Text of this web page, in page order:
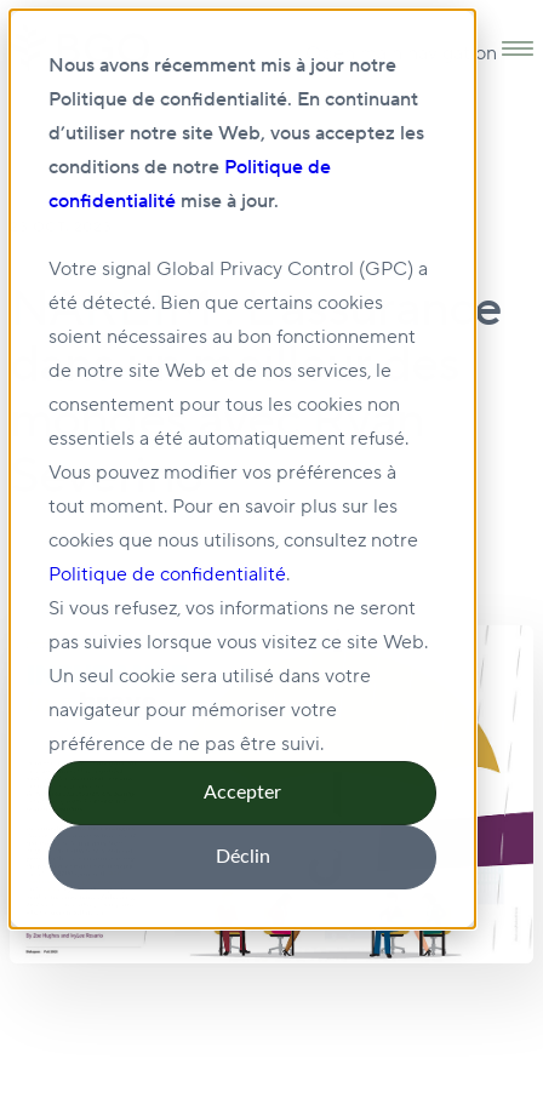
Nous avons récemment mis à jour notre
Politique de confidentialité. En continuant
d’utiliser notre site Web, vous acceptez les
conditions de notre Politique de
confidentialité mise à jour.
Votre signal Global Privacy Control (GPC) a
été détecté. Bien que certains cookies
soient nécessaires au bon fonctionnement
de notre site Web et de nos services, le
consentement pour tous les cookies non
essentiels a été automatiquement refusé.
Vous pouvez modifier vos préférences à
tout moment. Pour en savoir plus sur les
cookies que nous utilisons, consultez notre
Politique de confidentialité.
Si vous refusez, vos informations ne seront
pas suivies lorsque vous visitez ce site Web.
Un seul cookie sera utilisé dans votre
navigateur pour mémoriser votre
préférence de ne pas être suivi.
Accepter
Déclin
Open main navigation
NAREIM : L'assurance
dans un meilleur des
mondes avec Ryan
Severino